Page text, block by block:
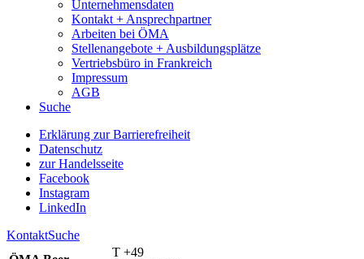
Unternehmensdaten
Kontakt + Ansprechpartner
Arbeiten bei ÖMA
Stellenangebote + Ausbildungsplätze
Vertriebsbüro in Frankreich
Impressum
AGB
Suche
Erklärung zur Barrierefreiheit
Datenschutz
zur Handelsseite
Facebook
Instagram
LinkedIn
KontaktSuche
T +49